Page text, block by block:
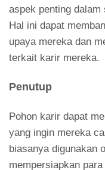
aspek penting
Hal ini dapat
upaya mereka dan
terkait karir mereka.
Penutup
Pohon karir dapat
yang ingin mereka
biasanya digunakan
mempersiapkan